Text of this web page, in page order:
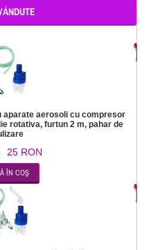
aerosoli cu compresor
rotativa, furtun 2 m, pahar de
25 RON